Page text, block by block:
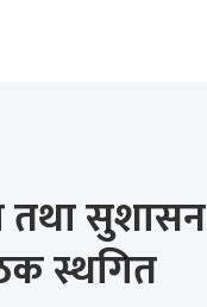
तथा सुशासन
स्थगित